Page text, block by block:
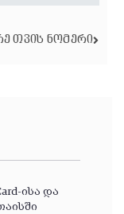
ᲗᲕᲘᲡ ᲜᲝᲛᲔᲠᲘ
ისა და